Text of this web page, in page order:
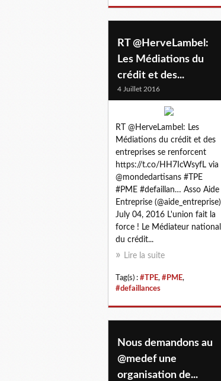
RT @HerveLambel:
Les Médiations du
crédit et des...
4 Juillet 2016
RT @HerveLambel: Les
Médiations du crédit et des
entreprises se renforcent
https://t.co/HH7IcWsyfL via
@mondedartisans #TPE
#PME #defaillan… Asso Aide
Entreprise (@aide_entreprise)
July 04, 2016 L'union fait la
force ! Le Médiateur national
du crédit...
Lire la suite
Tag(s) : #TPE, #PME,
#defaillances
Nous demandons au
@medef une
organisation de...